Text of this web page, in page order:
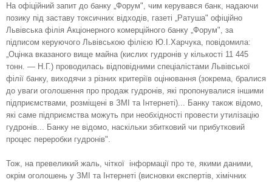
На офіційний запит до банку „Форум", чим керувався банк, надаючи
позику під заставу токсичних відходів, газеті „Ратуша" офіційно
Львівська філія Акціонерного комерційного банку „Форум", за
підписом керуючого Львів­ською філією Ю.І.Харчука, повідомила:
„Оцінка вказаного вище майна (кислих гудронів у кількості 11 445
тонн. — Н.Г.) проводилась відповідними спеціалістами Львівської
філії банку, виходячи з різних критеріїв оцінювання (зокрема, бралися
до уваги оголошення про продаж гудронів, які пропонувалися іншими
підприємствами, розміщені в ЗМІ та Інтернеті)... Банку також відомо,
які саме підприємства можуть при необхідності провести утилізацію
гудронів... Банку не відомо, наскільки збитковий чи прибутковий
процес переробки гудронів".
Тож, на превеликий жаль, чіткої інформації про те, якими даними,
окрім оголошень у ЗМІ та Інтернеті (висновки експертів, хімічних